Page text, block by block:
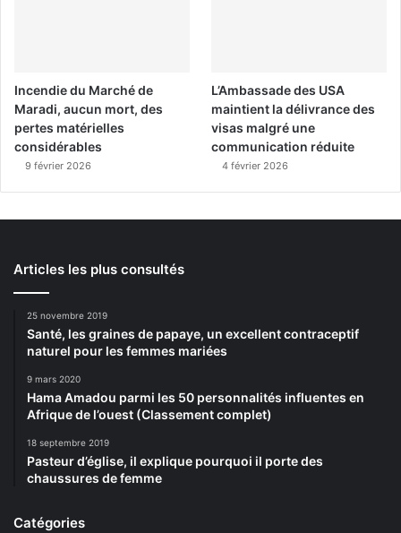
Incendie du Marché de
Maradi, aucun mort, des
pertes matérielles
considérables
9 février 2026
L’Ambassade des USA
maintient la délivrance des
visas malgré une
communication réduite
4 février 2026
Articles les plus consultés
25 novembre 2019
Santé, les graines de papaye, un excellent contraceptif
naturel pour les femmes mariées
9 mars 2020
Hama Amadou parmi les 50 personnalités influentes en
Afrique de l’ouest (Classement complet)
18 septembre 2019
Pasteur d’église, il explique pourquoi il porte des
chaussures de femme
Catégories